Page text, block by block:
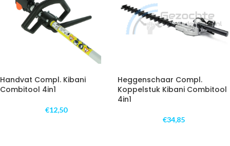
Handvat Compl. Kibani
Combitool 4in1
€12,50
Heggenschaar Compl.
Koppelstuk Kibani Combitool
4in1
€34,85